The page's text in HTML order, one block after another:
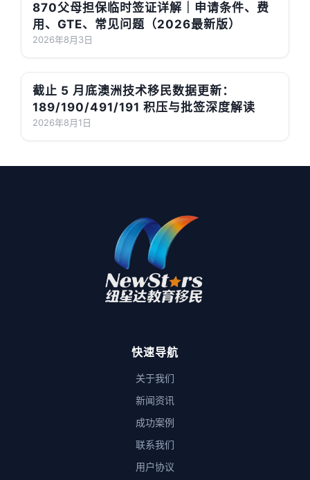
870父母担保临时签证详解｜申请条件、费
用、GTE、常见问题（2026最新版）
2026年8月3日
截止 5 月底澳洲技术移民数据更新：
189/190/491/191 积压与批签深度解读
2026年8月1日
快速导航
关于我们
新闻资讯
成功案例
联系我们
用户协议